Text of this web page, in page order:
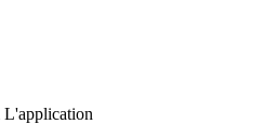
L'application